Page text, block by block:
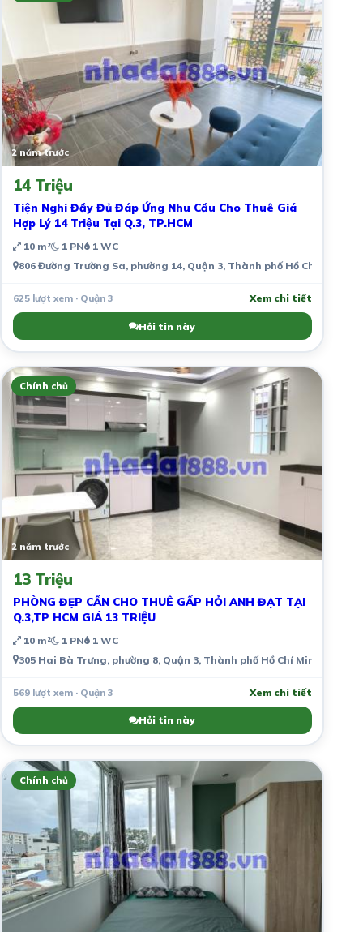
2 năm trước
14 Triệu
Tiện Nghi Đầy Đủ Đáp Ứng Nhu Cầu Cho Thuê Giá
Hợp Lý 14 Triệu Tại Q.3, TP.HCM
10 m² 1 PN 1 WC
806 Đường Trường Sa, phường 14, Quận 3, Thành phố Hồ Chí Minh,
625 lượt xem · Quận 3 Xem chi tiết
Hỏi tin này
Chính chủ
2 năm trước
13 Triệu
PHÒNG ĐẸP CẦN CHO THUÊ GẤP HỎI ANH ĐẠT TẠI
Q.3,TP HCM GIÁ 13 TRIỆU
10 m² 1 PN 1 WC
305 Hai Bà Trưng, phường 8, Quận 3, Thành phố Hồ Chí Minh, Việt
569 lượt xem · Quận 3 Xem chi tiết
Hỏi tin này
Chính chủ